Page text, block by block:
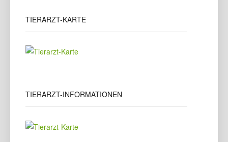
TIERARZT-KARTE
TIERARZT-INFORMATIONEN